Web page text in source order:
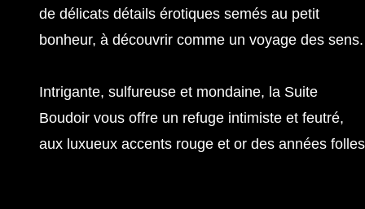
de délicats détails érotiques semés au petit
bonheur, à découvrir comme un voyage des sens.
Intrigante, sulfureuse et mondaine, la Suite
Boudoir vous offre un refuge intimiste et feutré,
aux luxueux accents rouge et or des années